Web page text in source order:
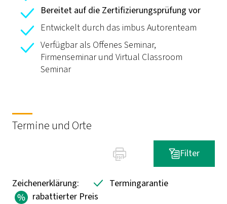
Bereitet auf die Zertifizierungsprüfung vor
Entwickelt durch das imbus Autorenteam
Verfügbar als Offenes Seminar,
Firmenseminar und Virtual Classroom
Seminar
Termine und Orte
Filter
Zeichenerklärung:
Termingarantie
rabattierter Preis